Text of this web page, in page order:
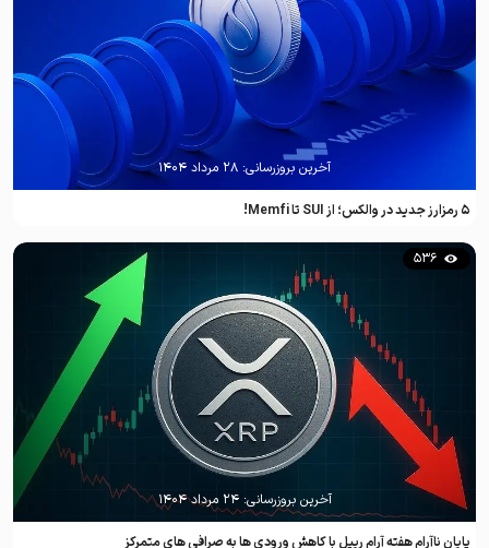
۵ رمزارز جدید در والکس؛ از SUI تا Memfi!
آخرین بروزرسانی: ۲۸ مرداد ۱۴۰۴
پایان ناآرام هفته آرام ریپل با کاهش ورودی ها به صرافی های متمرکز
536
آخرین بروزرسانی: ۲۴ مرداد ۱۴۰۴